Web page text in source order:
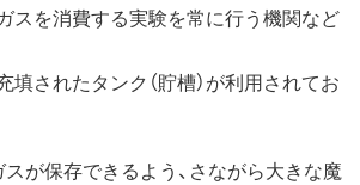
スを消費する実験を常に行う機関など
されたタンク（貯槽）が利用されてお
スが保存できるよう、さながら大きな魔